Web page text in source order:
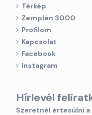
Térkép
Zemplén 3000
Profilom
Kapcsolat
Facebook
Instagram
Hírlevél
Szeretnél értesülni